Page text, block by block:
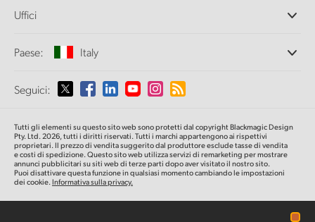
Acquisizione e riproduzione
Conversione di standard
Monitoraggio
Archiviazione in rete
Routing e distribuzione
Streaming e codifica
Uffici
Chi siamo
Media
Paese: Italy
Seleziona un Paese
Australia
Austria
Seguici:
Tutti gli elementi su questo sito web sono protetti dal copyright Blackmagic Design
Pty. Ltd. 2026, tutti i diritti riservati. Tutti i marchi appartengono ai rispettivi
proprietari. Il prezzo di vendita suggerito dal produttore esclude tasse di vendita
e costi di spedizione. Questo sito web utilizza servizi di remarketing per mostrare
annunci pubblicitari su siti web di terze parti dopo aver visitato il nostro sito.
Puoi disattivare questa funzione in qualsiasi momento cambiando le impostazioni
dei cookie.Informativa sulla privacy.